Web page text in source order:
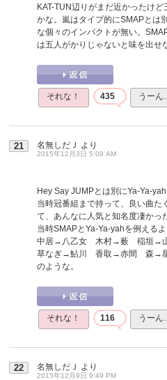
KAT-TUN辺りがまだ近かったけ
かな。嵐はタイプ的にSMAPとは
な個々のインパクトが無い。
は五人がかりじゃないと味を出せ
それな！ 435 うー
21 名無しだＪ より
2015年12月3日 5:09 AM
Hey Say JUMPとは別にYa-Ya-
当時冠番組まで持って、良い曲た
て、あんなに人気と知名度凄かっ
当時SMAPとYa-Ya-yahを例える
中居→八乙女 木村→薮 稲垣→
草なぎ→鮎川 香取→赤間 森→
のような。
それな！ 116 うー
22 名無しだＪ より
2015年12月9日 9:49 PM